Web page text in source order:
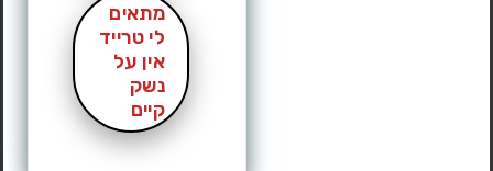
מתאים
לי טרייד
אין על
נשק
קיים